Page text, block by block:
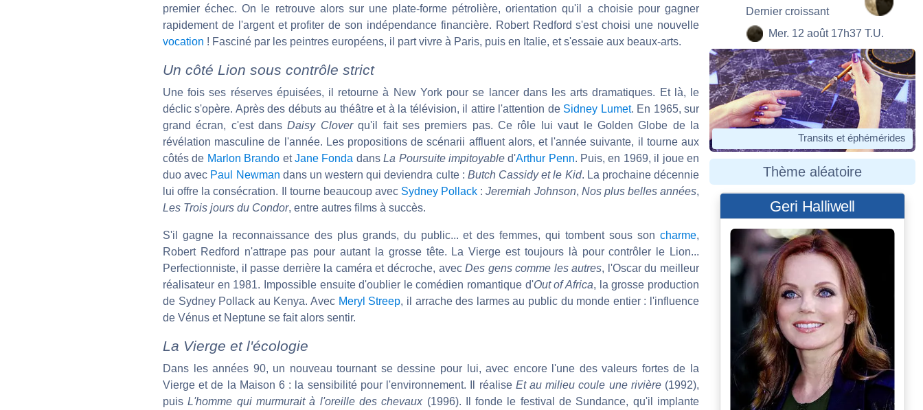
premier échec. On le retrouve alors sur une plate-forme pétrolière, orientation qu'il a choisie pour gagner
rapidement de l'argent et profiter de son indépendance financière. Robert Redford s'est choisi une nouvelle
vocation ! Fasciné par les peintres européens, il part vivre à Paris, puis en Italie, et s'essaie aux beaux-arts.
Un côté Lion sous contrôle strict
Une fois ses réserves épuisées, il retourne à New York pour se lancer dans les arts dramatiques. Et là, le
déclic s'opère. Après des débuts au théâtre et à la télévision, il attire l'attention de Sidney Lumet. En 1965, sur
grand écran, c'est dansDaisy Cloverqu'il fait ses premiers pas. Ce rôle lui vaut le Golden Globe de la
révélation masculine de l'année. Les propositions de scénarii affluent alors, et l'année suivante, il tourne aux
côtés de Marlon Brando etJane Fonda dansLa Poursuite impitoyabled'Arthur Penn. Puis, en 1969, il joue en
duo avec Paul Newman dans un western qui deviendra culte : Butch Cassidy et le Kid. La prochaine décennie
lui offre la consécration. Il tourne beaucoup avec Sydney Pollack :Jeremiah Johnson, Nos plus belles années,
Les Trois jours du Condor, entre autres films à succès.
S'il gagne la reconnaissance des plus grands, du public... et des femmes, qui tombent sous son charme,
Robert Redford n'attrape pas pour autant la grosse tête. La Vierge est toujours là pour contrôler le Lion...
Perfectionniste, il passe derrière la caméra et décroche, avecDes gens comme les autres, l'Oscar du meilleur
réalisateur en 1981. Impossible ensuite d'oublier le comédien romantique d'Out of Africa, la grosse production
de Sydney Pollack au Kenya. Avec Meryl Streep, il arrache des larmes au public du monde entier : l'influence
de Vénus et Neptune se fait alors sentir.
La Vierge et l'écologie
Dans les années 90, un nouveau tournant se dessine pour lui, avec encore l'une des valeurs fortes de la
Vierge et de la Maison 6 : la sensibilité pour l'environnement. Il réalise Et au milieu coule une rivière(1992),
puisL'homme qui murmurait à l'oreille des chevaux(1996). Il fonde le festival de Sundance, qu'il implante
Dernier croissant
Mer. 12 août 17h37 T.U.
Transits et éphémérides
Thème aléatoire
Geri Halliwell